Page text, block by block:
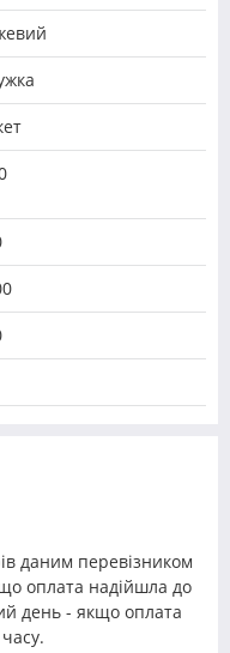
даним перевізником
оплата надійшла до
день - якщо оплата